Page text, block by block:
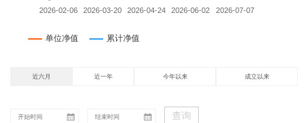
近六月 近一年 今年以来 成立以来
查询